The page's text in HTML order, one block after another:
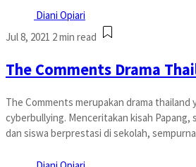
Diani Opiari
Jul 8, 2021 2 min read
The Comments Drama
The Comments merupakan drama thailand
cyberbullying. Menceritakan kisah Papang,
dan siswa berprestasi di sekolah, sempurna